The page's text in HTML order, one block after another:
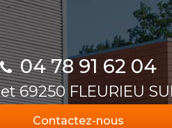
04 78 91 62 04
69250 FLEURIEU
Contactez-nous